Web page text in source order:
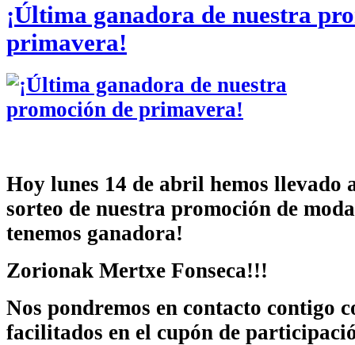
¡Última ganadora de nuestra
primavera!
Hoy lunes 14 de abril hemos llevado
sorteo de nuestra promoción de
tenemos ganadora!
Zorionak Mertxe Fonseca!!!
Nos pondremos en contacto contigo
facilitados en el cupón de